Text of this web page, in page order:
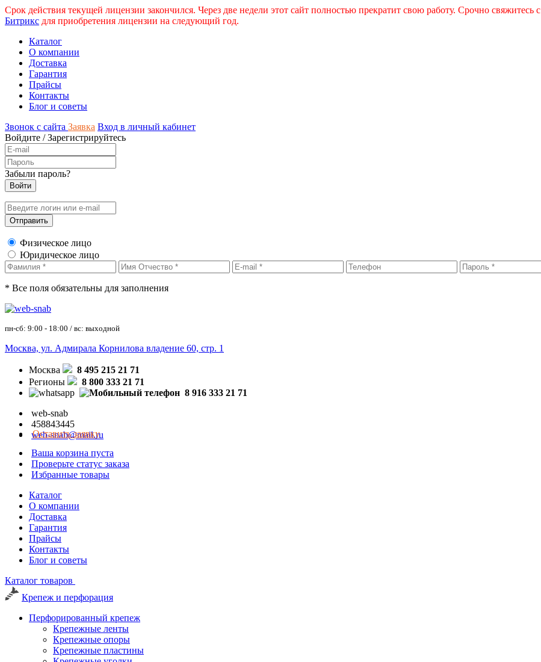
Срок действия текущей лицензии закончился. Через две недели этот сайт полностью прекратит свою работу. Срочно свяжитесь с
Битрикс для приобретения лицензии на следующий год.
Каталог
О компании
Доставка
Гарантия
Прайсы
Контакты
Блог и советы
Звонок с сайта Заявка Вход в личный кабинет
Войдите /Зарегистрируйтесь
Забыли пароль?
Физическое лицо
Юридическое лицо
* Все поля обязательны для заполнения
пн-сб: 9:00 - 18:00 / вс: выходной
Москва, ул. Адмирала Корнилова владение 60, стр. 1
Москва
8 495 215 21 71
Регионы
8 800 333 21 71
8 916 333 21 71
web-snab
458843445
web-snab@mail.ru
Оставить заявку
Ваша корзина пуста
Проверьте статус заказа
Избранные товары
Каталог
О компании
Доставка
Гарантия
Прайсы
Контакты
Блог и советы
Каталог товаров
Крепеж и перфорация
Перфорированный крепеж
Крепежные ленты
Крепежные опоры
Крепежные пластины